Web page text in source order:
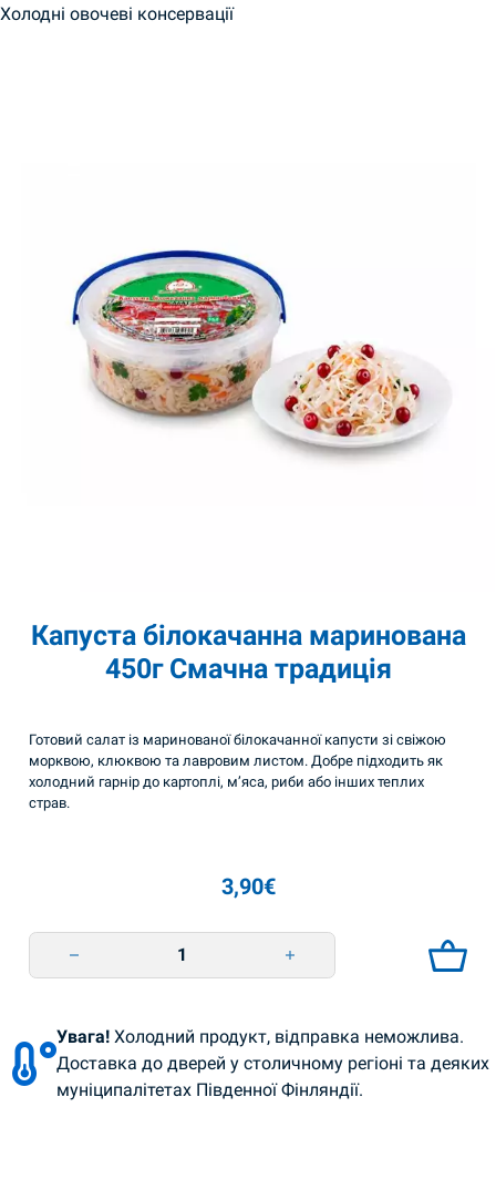
Холодні овочеві консервації
Капуста білокачанна маринована
450г Смачна традиція
Готовий салат із маринованої білокачанної капусти зі свіжою
морквою, клюквою та лавровим листом. Добре підходить як
холодний гарнір до картоплі, м’яса, риби або інших теплих
страв.
3,90€
Капуста білокачанна маринована 450г Смачна традиція quantity
Увага! Холодний продукт, відправка неможлива.
Доставка до дверей у столичному регіоні та деяких
муніципалітетах Південної Фінляндії.